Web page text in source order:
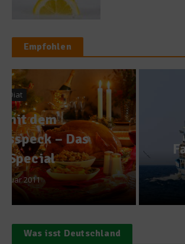
Empfohlen
News
Europa
Fangquoten 2014 für
18. Dezember 2013
Was isst Deutschland